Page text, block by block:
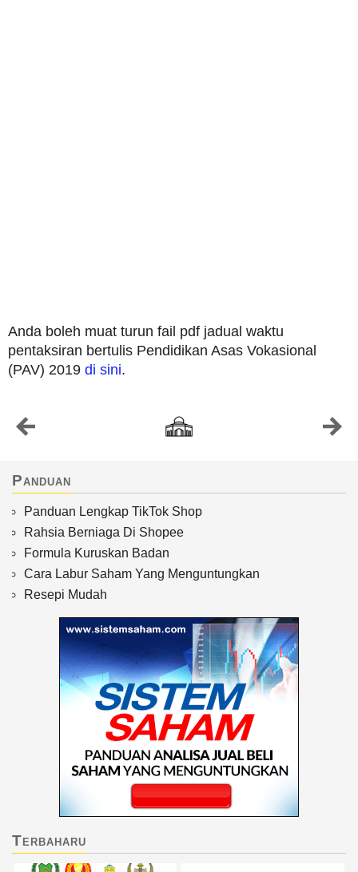
Anda boleh muat turun fail pdf jadual waktu
pentaksiran bertulis Pendidikan Asas Vokasional
(PAV) 2019 di sini.
Panduan
Panduan Lengkap TikTok Shop
Rahsia Berniaga Di Shopee
Formula Kuruskan Badan
Cara Labur Saham Yang Menguntungkan
Resepi Mudah
Terbaharu